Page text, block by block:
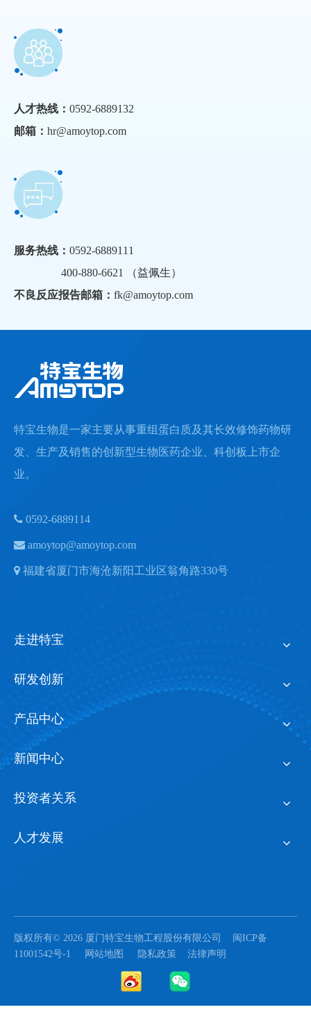
人才热线： 0592-6889132
邮箱： hr@amoytop.com
服务热线： 0592-6889111
400-880-6621 （益佩生）
不良反应报告邮箱： fk@amoytop.com
特宝生物是一家主要从事重组蛋白质及其长效修饰药物研
发、生产及销售的创新型生物医药企业、科创板上市企
业。
 0592-6889114
 amoytop@amoytop.com
 福建省厦门市海沧新阳工业区翁角路330号
走进特宝
研发创新
产品中心
新闻中心
投资者关系
人才发展
版权所有© 2026 厦门特宝生物工程股份有限公司 闽ICP备
11001542号-1
网站地图 隐私政策 法律声明